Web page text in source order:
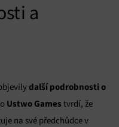
a
další podrobnosti o
Ustwo Games tvrdí, že
na své předchůdce v